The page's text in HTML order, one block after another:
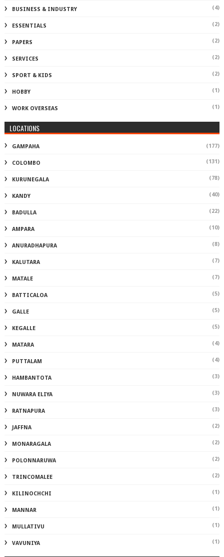
BUSINESS & INDUSTRY (4)
ESSENTIALS (2)
PAPERS (2)
SERVICES (2)
SPORT & KIDS (2)
HOBBY (1)
WORK OVERSEAS (1)
LOCATIONS
GAMPAHA (177)
COLOMBO (131)
KURUNEGALA (78)
KANDY (40)
BADULLA (22)
AMPARA (10)
ANURADHAPURA (8)
KALUTARA (7)
MATALE (7)
BATTICALOA (5)
GALLE (5)
KEGALLE (5)
MATARA (4)
PUTTALAM (4)
HAMBANTOTA (3)
NUWARA ELIYA (3)
RATNAPURA (3)
JAFFNA (2)
MONARAGALA (2)
POLONNARUWA (2)
TRINCOMALEE (2)
KILINOCHCHI (1)
MANNAR (1)
MULLATIVU (1)
VAVUNIYA (1)